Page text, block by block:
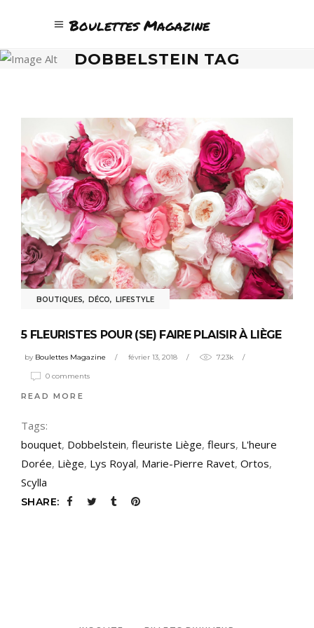
Boulettes Magazine
DOBBELSTEIN TAG
BOUTIQUES, DÉCO, LIFESTYLE
5 FLEURISTES POUR (SE) FAIRE PLAISIR À LIÈGE
by Boulettes Magazine février 13, 2018 7.23k
0 comments
READ MORE
Tags:
bouquet, Dobbelstein, fleuriste Liège, fleurs, L'heure
Dorée, Liège, Lys Royal, Marie-Pierre Ravet, Ortos,
Scylla
SHARE: